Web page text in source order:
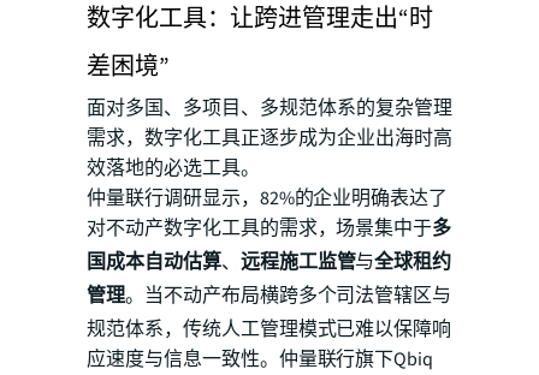
数字化工具：让跨进管理走出“时
差困境”
面对多国、多项目、多规范体系的复杂管理
需求，数字化工具正逐步成为企业出海时高
效落地的必选工具。
仲量联行调研显示，82%的企业明确表达了
对不动产数字化工具的需求，场景集中于多
国成本自动估算、 远程施工监管与全球租约
管理。当不动产布局横跨多个司法管辖区与
规范体系，传统人工管理模式已难以保障响
应速度与信息一致性。仲量联行旗下Qbiq